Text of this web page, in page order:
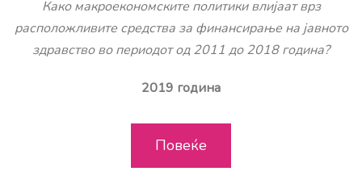
Како макроекономските политики влијаат врз
расположливите средства за финансирање на јавното
здравство во периодот од 2011 до 2018 година?
2019 година
Повеќе